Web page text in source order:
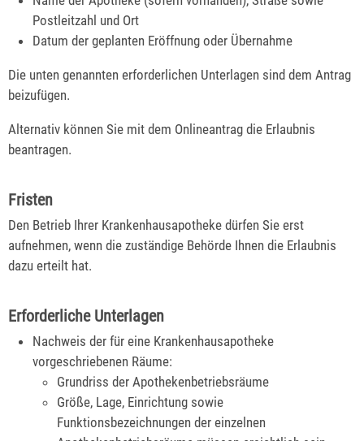
Postleitzahl und Ort
Datum der geplanten Eröffnung oder Übernahme
Die unten genannten erforderlichen Unterlagen sind dem Antrag
beizufügen.
Alternativ können Sie mit dem Onlineantrag die Erlaubnis
beantragen.
Fristen
Den Betrieb Ihrer Krankenhausapotheke dürfen Sie erst
aufnehmen, wenn die zuständige Behörde Ihnen die Erlaubnis
dazu erteilt hat.
Erforderliche Unterlagen
Nachweis der für eine Krankenhausapotheke
vorgeschriebenen Räume:
Grundriss der Apothekenbetriebsräume
Größe, Lage, Einrichtung sowie
Funktionsbezeichnungen der einzelnen